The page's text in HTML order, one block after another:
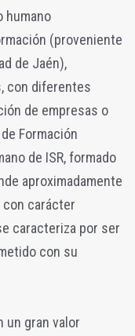
humano
(proveniente
de Jaén),
con diferentes
de empresas o
Formación
de ISR, formado
aproximadamente
con carácter
caracteriza por ser
con su
un gran valor